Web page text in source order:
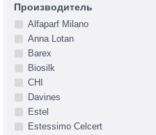
Производитель
Alfaparf Milano
Anna Lotan
Barex
Biosilk
CHI
Davines
Estel
Estessimo Celcert